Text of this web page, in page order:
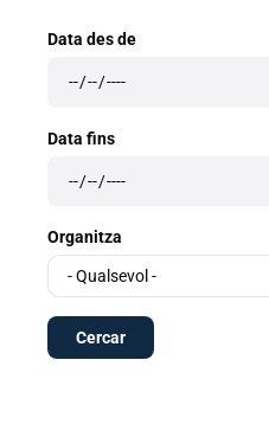
Data des de
Data fins
Organitza